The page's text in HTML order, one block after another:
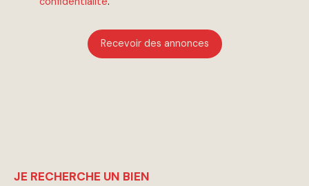
Recevoir des annonces
JE RECHERCHE UN BIEN